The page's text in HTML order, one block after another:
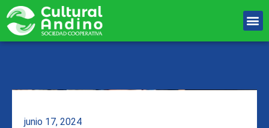
contenido
junio 17, 2024